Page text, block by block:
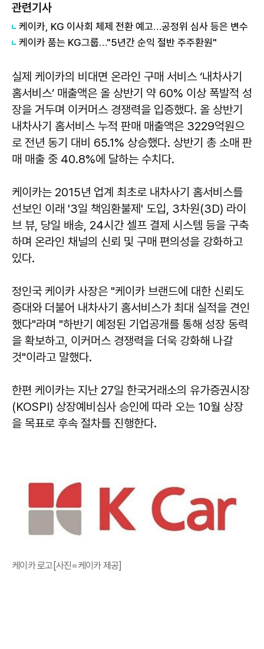
관련기사
케이카, KG 이사회 체제 전환 예고…공정위 심사 등은 변수
케이카 품는 KG그룹…"5년간 순익 절반 주주환원"
실제 케이카의 비대면 온라인 구매 서비스 ‘내차사기
홈서비스’ 매출액은 올 상반기 약 60% 이상 폭발적 성
장을 거두며 이커머스 경쟁력을 입증했다. 올 상반기
내차사기 홈서비스 누적 판매 매출액은 3229억원으
로 전년 동기 대비 65.1% 상승했다. 상반기 총 소매 판
매 매출 중 40.8%에 달하는 수치다.
케이카는 2015년 업계 최초로 내차사기 홈서비스를
선보인 이래 '3일 책임환불제' 도입, 3차원(3D) 라이
브 뷰, 당일 배송, 24시간 셀프 결제 시스템 등을 구축
하며 온라인 채널의 신뢰 및 구매 편의성을 강화하고
있다.
정인국 케이카 사장은 "케이카 브랜드에 대한 신뢰도
증대와 더불어 내차사기 홈서비스가 최대 실적을 견인
했다"라며 "하반기 예정된 기업공개를 통해 성장 동력
을 확보하고, 이커머스 경쟁력을 더욱 강화해 나갈
것"이라고 말했다.
한편 케이카는 지난 27일 한국거래소의 유가증권시장
(KOSPI) 상장예비심사 승인에 따라 오는 10월 상장
을 목표로 후속 절차를 진행한다.
케이카 로고[사진=케이카 제공]